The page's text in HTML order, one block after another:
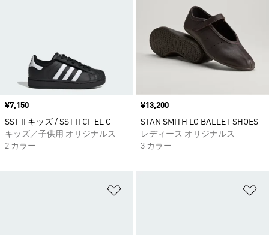
価格
¥7,150
SST II キッズ / SST II CF EL C
キッズ／子供用 オリジナルス
2 カラー
価格
¥13,200
STAN SMITH LO BALLET SHOES
レディース オリジナルス
3 カラー